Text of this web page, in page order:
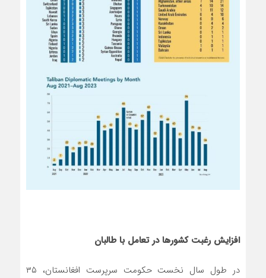
افزایش رغبت کشورها در تعامل با طالبان
در طول سال نخست حکومت سرپرست افغانستان، ۳۵